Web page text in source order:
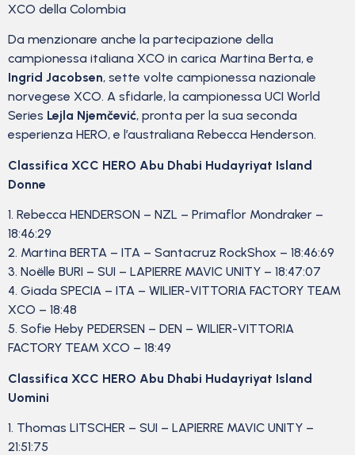
XCO della Colombia
Da menzionare anche la partecipazione della
campionessa italiana XCO in carica Martina Berta, e
Ingrid Jacobsen, sette volte campionessa nazionale
norvegese XCO. A sfidarle, la campionessa UCI World
Series Lejla Njemčević, pronta per la sua seconda
esperienza HERO, e l’australiana Rebecca Henderson.
Classifica XCC HERO Abu Dhabi Hudayriyat Island
Donne
1. Rebecca HENDERSON – NZL – Primaflor Mondraker –
18:46:29
2. Martina BERTA – ITA – Santacruz RockShox – 18:46:69
3. Noëlle BURI – SUI – LAPIERRE MAVIC UNITY – 18:47:07
4. Giada SPECIA – ITA – WILIER-VITTORIA FACTORY TEAM
XCO – 18:48
5. Sofie Heby PEDERSEN – DEN – WILIER-VITTORIA
FACTORY TEAM XCO – 18:49
Classifica XCC HERO Abu Dhabi Hudayriyat Island
Uomini
1. Thomas LITSCHER – SUI – LAPIERRE MAVIC UNITY –
21:51:75